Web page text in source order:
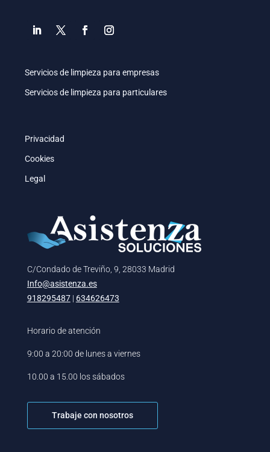
Servicios de limpieza para empresas
Servicios de limpieza para particulares
Privacidad
Cookies
Legal
C/Condado de Treviño, 9, 28033 Madrid
Info@asistenza.es
918295487| 634626473
Horario de atención
9:00 a 20:00 de lunes a viernes
10.00 a 15.00 los sábados
Trabaje con nosotros